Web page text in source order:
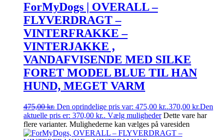
ForMyDogs | OVERALL –
FLYVERDRAGT –
VINTERFRAKKE –
VINTERJAKKE ,
VANDAFVISENDE MED SILKE
FORET MODEL BLUE TIL HAN
HUND, MEGET VARM
475,00kr. Den oprindelige pris var: 475,00 kr..370,00 kr.Den
aktuelle pris er: 370,00 kr.. Vælg muligheder Dette vare har
flere varianter. Mulighederne kan vælges på varesiden